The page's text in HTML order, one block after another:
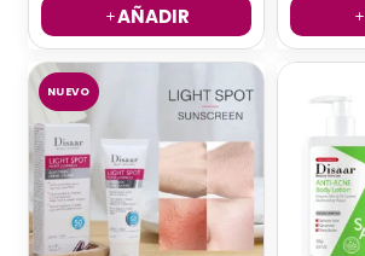
AÑADIR
NUEVO